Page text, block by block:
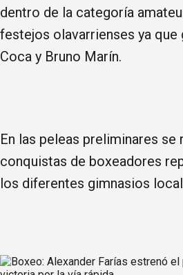
dentro de la categoría
festejos olavarrienses ya que
Coca y Bruno Marín.
En las peleas preliminares se
conquistas de boxeadores
los diferentes gimnasios